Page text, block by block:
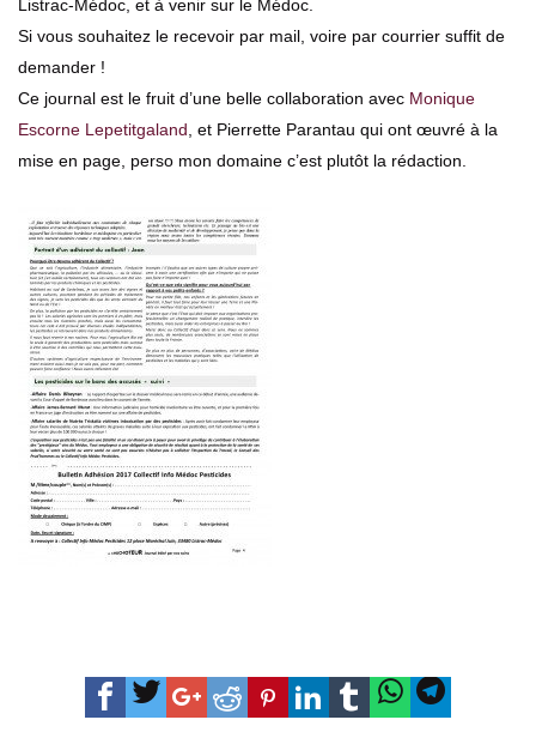
Listrac-Médoc, et à venir sur le Médoc.
Si vous souhaitez le recevoir par mail, voire par courrier suffit de
demander !
Ce journal est le fruit d’une belle collaboration avec Monique
Escorne Lepetitgaland , et Pierrette Parantau qui ont œuvré à la
mise en page, perso mon domaine c’est plutôt la rédaction.